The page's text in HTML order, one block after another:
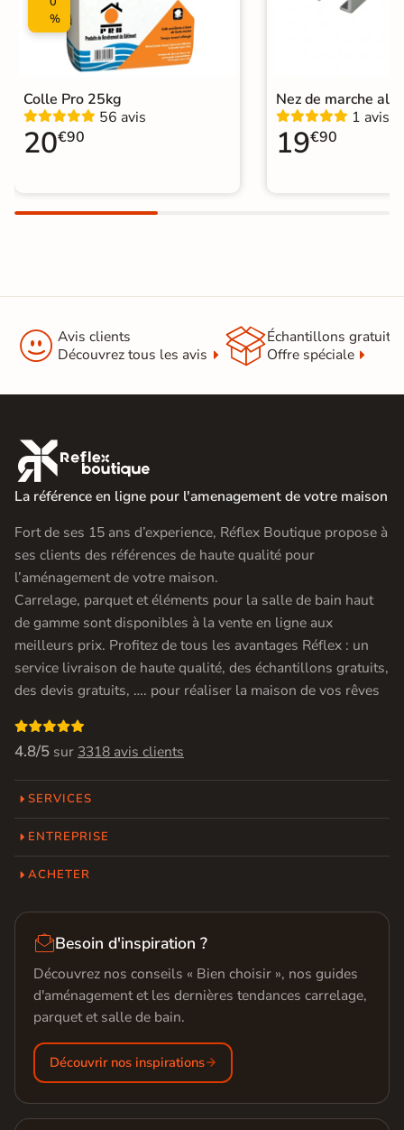
%
Colle Pro 25kg
56 avis
20€90
Nez de marche
1 avis
19€90
 Avis clients
Découvrez tous les avis
Échantillons gratuit
Offre spéciale

La référence en ligne pour l'amenagement de votre maison
Fort de ses 15 ans d’experience, Réflex Boutique propose à
ses clients des références de haute qualité pour
l’aménagement de votre maison.
Carrelage, parquet et éléments pour la salle de bain haut
de gamme sont disponibles à la vente en ligne aux
meilleurs prix. Profitez de tous les avantages Réflex : un
service livraison de haute qualité, des échantillons gratuits,
des devis gratuits, …. pour réaliser la maison de vos rêves

4.8/5 sur 3318 avis clients
SERVICES
ENTREPRISE
ACHETER
Besoin d'inspiration ?
Découvrez nos conseils « Bien choisir », nos guides
d'aménagement et les dernières tendances carrelage,
parquet et salle de bain.
Découvrir nos inspirations